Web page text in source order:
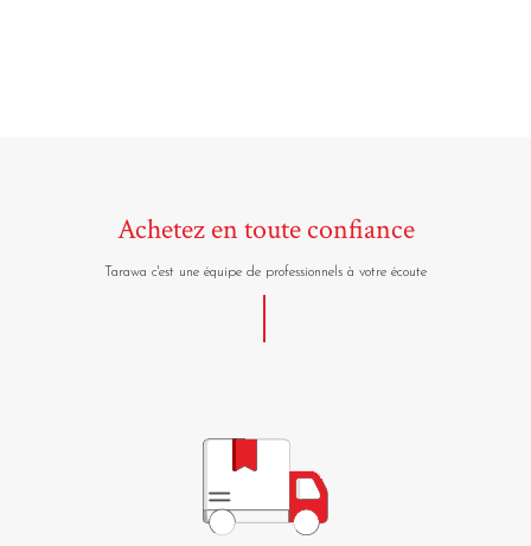
Achetez en toute confiance
Tarawa c'est une équipe de professionnels à votre écoute